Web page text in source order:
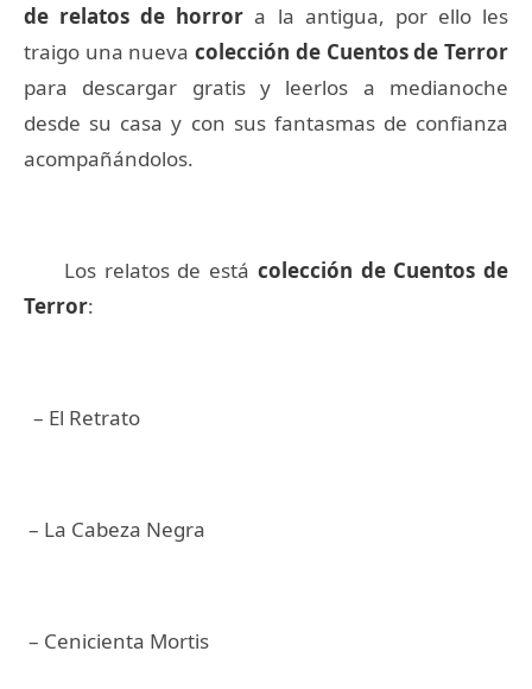
de relatos de horror a la antigua, por ello les
traigo una nuevacolección de Cuentos de Terror
para descargar gratis y leerlos a medianoche
desde su casa y con sus fantasmas de confianza
acompañándolos.
Los relatos de está colección de Cuentos de
Terror:
– El Retrato
– La Cabeza Negra
– Cenicienta Mortis